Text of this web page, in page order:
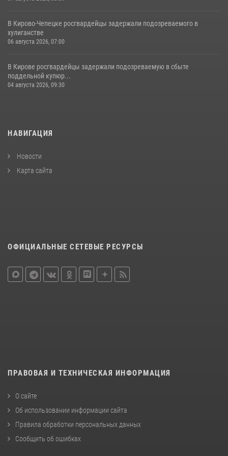
В Кирово-Чепецке росгвардейцы задержали подозреваемого в
хулиганстве
06 августа 2026, 07:00
В Кирове росгвардейцы задержали подозреваемую в сбыте
поддельной купюр...
04 августа 2026, 09:30
НАВИГАЦИЯ
Новости
Карта сайта
ОФИЦИАЛЬНЫЕ СЕТЕВЫЕ РЕСУРСЫ
ПРАВОВАЯ И ТЕХНИЧЕСКАЯ ИНФОРМАЦИЯ
О сайте
Об использовании информации сайта
Правила обработки персональных данных
Сообщить об ошибках